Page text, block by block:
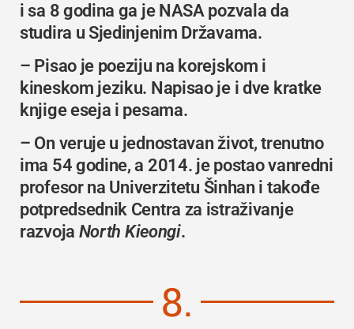
i sa 8 godina ga je NASA pozvala da
studira u Sjedinjenim Državama.
– Pisao je poeziju na korejskom i
kineskom jeziku. Napisao je i dve kratke
knjige eseja i pesama.
– On veruje u jednostavan život, trenutno
ima 54 godine, a 2014. je postao vanredni
profesor na Univerzitetu Šinhan i takođe
potpredsednik Centra za istraživanje
razvoja North Kieongi.
8.